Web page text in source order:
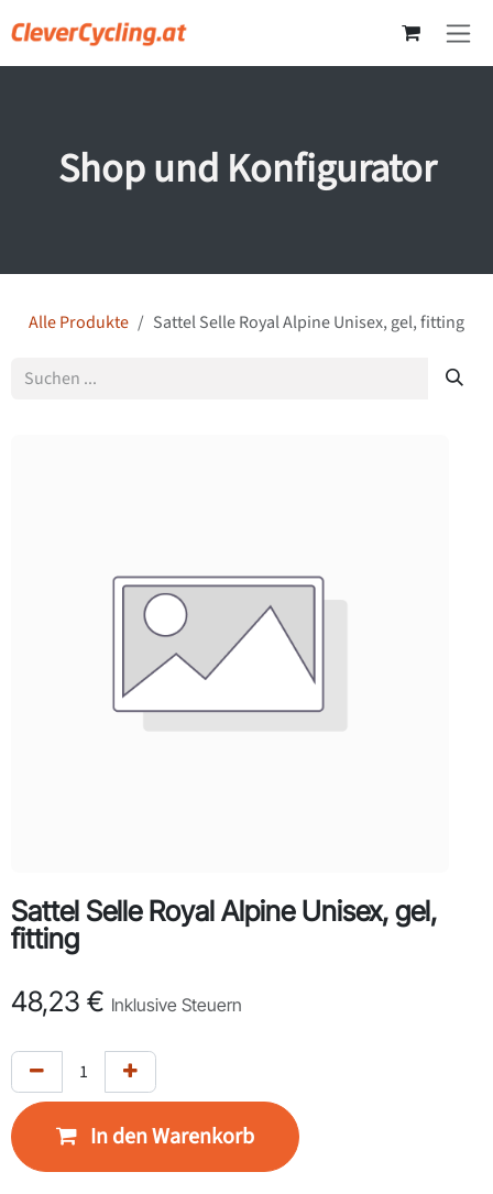
Shop und Konfigurator
Alle Produkte Sattel Selle Royal Alpine Unisex, gel, fitting
Sattel Selle Royal Alpine Unisex, gel,
fitting
48,23 € Inklusive Steuern
In den Warenkorb